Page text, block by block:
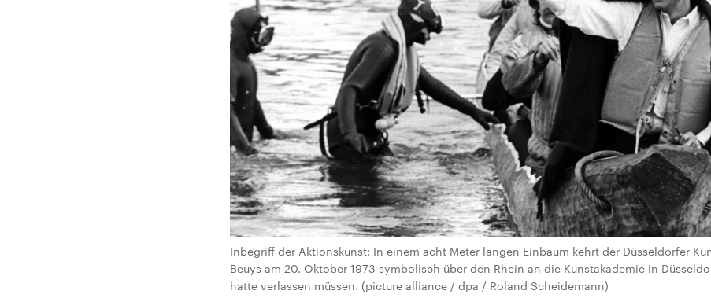
Inbegriff der Aktionskunst: In einem acht Meter langen Einbaum kehrt der Düsseldorfer
Beuys am 20. Oktober 1973 symbolisch über den Rhein an die Kunstakademie in
hatte verlassen müssen. (picture alliance / dpa / Roland Scheidemann)